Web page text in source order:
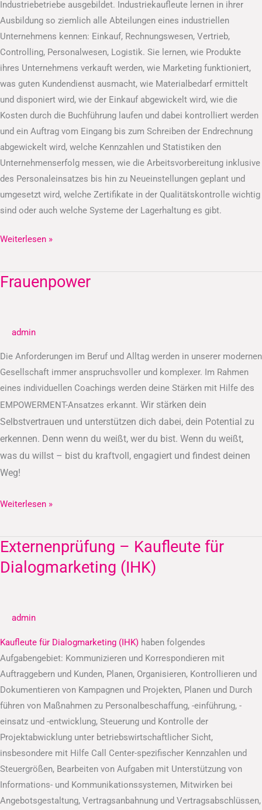
Industriebetriebe ausgebildet. Industriekaufleute lernen in ihrer
Ausbildung so ziemlich alle Abteilungen eines industriellen
Unternehmens kennen: Einkauf, Rechnungswesen, Vertrieb,
Controlling, Personalwesen, Logistik. Sie lernen, wie Produkte
ihres Unternehmens verkauft werden, wie Marketing funktioniert,
was guten Kundendienst ausmacht, wie Materialbedarf ermittelt
und disponiert wird, wie der Einkauf abgewickelt wird, wie die
Kosten durch die Buchführung laufen und dabei kontrolliert werden
und ein Auftrag vom Eingang bis zum Schreiben der Endrechnung
abgewickelt wird, welche Kennzahlen und Statistiken den
Unternehmenserfolg messen, wie die Arbeitsvorbereitung inklusive
des Personaleinsatzes bis hin zu Neueinstellungen geplant und
umgesetzt wird, welche Zertifikate in der Qualitätskontrolle wichtig
sind oder auch welche Systeme der Lagerhaltung es gibt.
Weiterlesen »
Frauenpower
admin
Die Anforderungen im Beruf und Alltag werden in unserer modernen
Gesellschaft immer anspruchsvoller und komplexer. Im Rahmen
eines individuellen Coachings werden deine Stärken mit Hilfe des
EMPOWERMENT-Ansatzes erkannt. Wir stärken dein
Selbstvertrauen und unterstützen dich dabei, dein Potential zu
erkennen. Denn wenn du weißt, wer du bist. Wenn du weißt,
was du willst – bist du kraftvoll, engagiert und findest deinen
Weg!
Frauenpower
Weiterlesen »
Externenprüfung – Kaufleute für
Dialogmarketing (IHK)
admin
Kaufleute für Dialogmarketing (IHK) haben folgendes
Aufgabengebiet: Kommunizieren und Korrespondieren mit
Auftraggebern und Kunden, Planen, Organisieren, Kontrollieren und
Dokumentieren von Kampagnen und Projekten, Planen und Durch
führen von Maßnahmen zu Personalbeschaffung, -einführung, -
einsatz und -entwicklung, Steuerung und Kontrolle der
Projektabwicklung unter betriebswirtschaftlicher Sicht,
insbesondere mit Hilfe Call Center-spezifischer Kennzahlen und
Steuergrößen, Bearbeiten von Aufgaben mit Unterstützung von
Informations- und Kommunikationssystemen, Mitwirken bei
Angebotsgestaltung, Vertragsanbahnung und Vertragsabschlüssen,
Externenprüfung
–
Kaufleute
(IHK)